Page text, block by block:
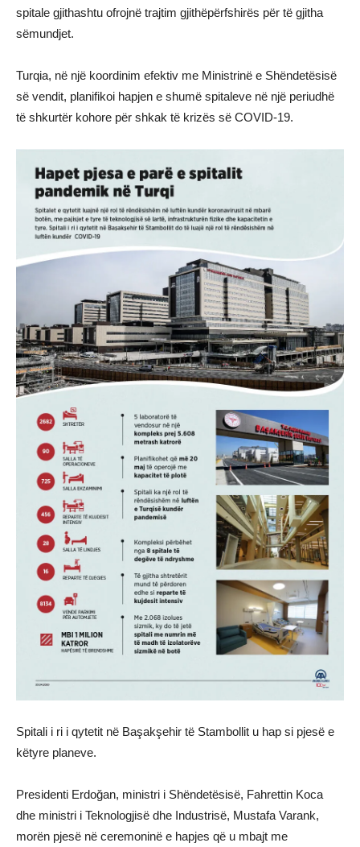
spitale gjithashtu ofrojnë trajtim gjithëpërfshirës për të gjitha
sëmundjet.
Turqia, në një koordinim efektiv me Ministrinë e Shëndetësisë
së vendit, planifikoi hapjen e shumë spitaleve në një periudhë
të shkurtër kohore për shkak të krizës së COVID-19.
Spitali i ri i qytetit në Başakşehir të Stambollit u hap si pjesë e
këtyre planeve.
Presidenti Erdoğan, ministri i Shëndetësisë, Fahrettin Koca
dhe ministri i Teknologjisë dhe Industrisë, Mustafa Varank,
morën pjesë në ceremoninë e hapjes që u mbajt me